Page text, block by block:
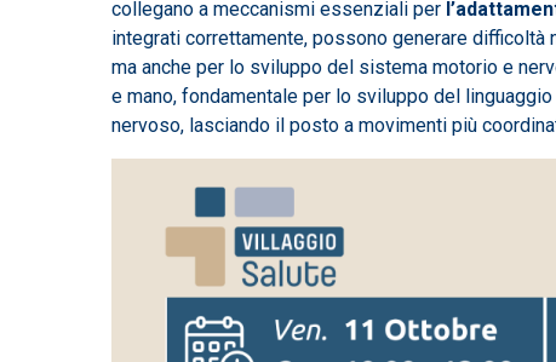
collegano a meccanismi essenziali per
integrati correttamente, possono generare
ma anche per lo sviluppo del sistema motorio e
e mano, fondamentale per lo sviluppo del
nervoso, lasciando il posto a movimenti più